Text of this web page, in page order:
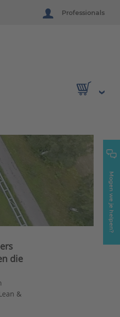
Professionals
Mogen we je helpen?
die
&